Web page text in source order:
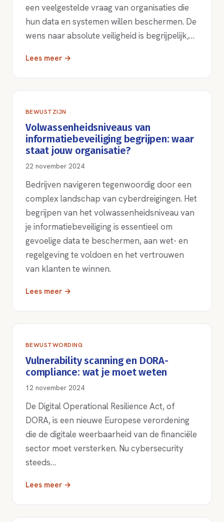
een veelgestelde vraag van organisaties die
hun data en systemen willen beschermen. De
wens naar absolute veiligheid is begrijpelijk,…
Lees meer →
BEWUSTZIJN
Volwassenheidsniveaus van
informatiebeveiliging begrijpen: waar
staat jouw organisatie?
22 november 2024
Bedrijven navigeren tegenwoordig door een
complex landschap van cyberdreigingen. Het
begrijpen van het volwassenheidsniveau van
je informatiebeveiliging is essentieel om
gevoelige data te beschermen, aan wet- en
regelgeving te voldoen en het vertrouwen
van klanten te winnen.
Lees meer →
BEWUSTWORDING
Vulnerability scanning en DORA-
compliance: wat je moet weten
12 november 2024
De Digital Operational Resilience Act, of
DORA, is een nieuwe Europese verordening
die de digitale weerbaarheid van de financiële
sector moet versterken. Nu cybersecurity
steeds…
Lees meer →